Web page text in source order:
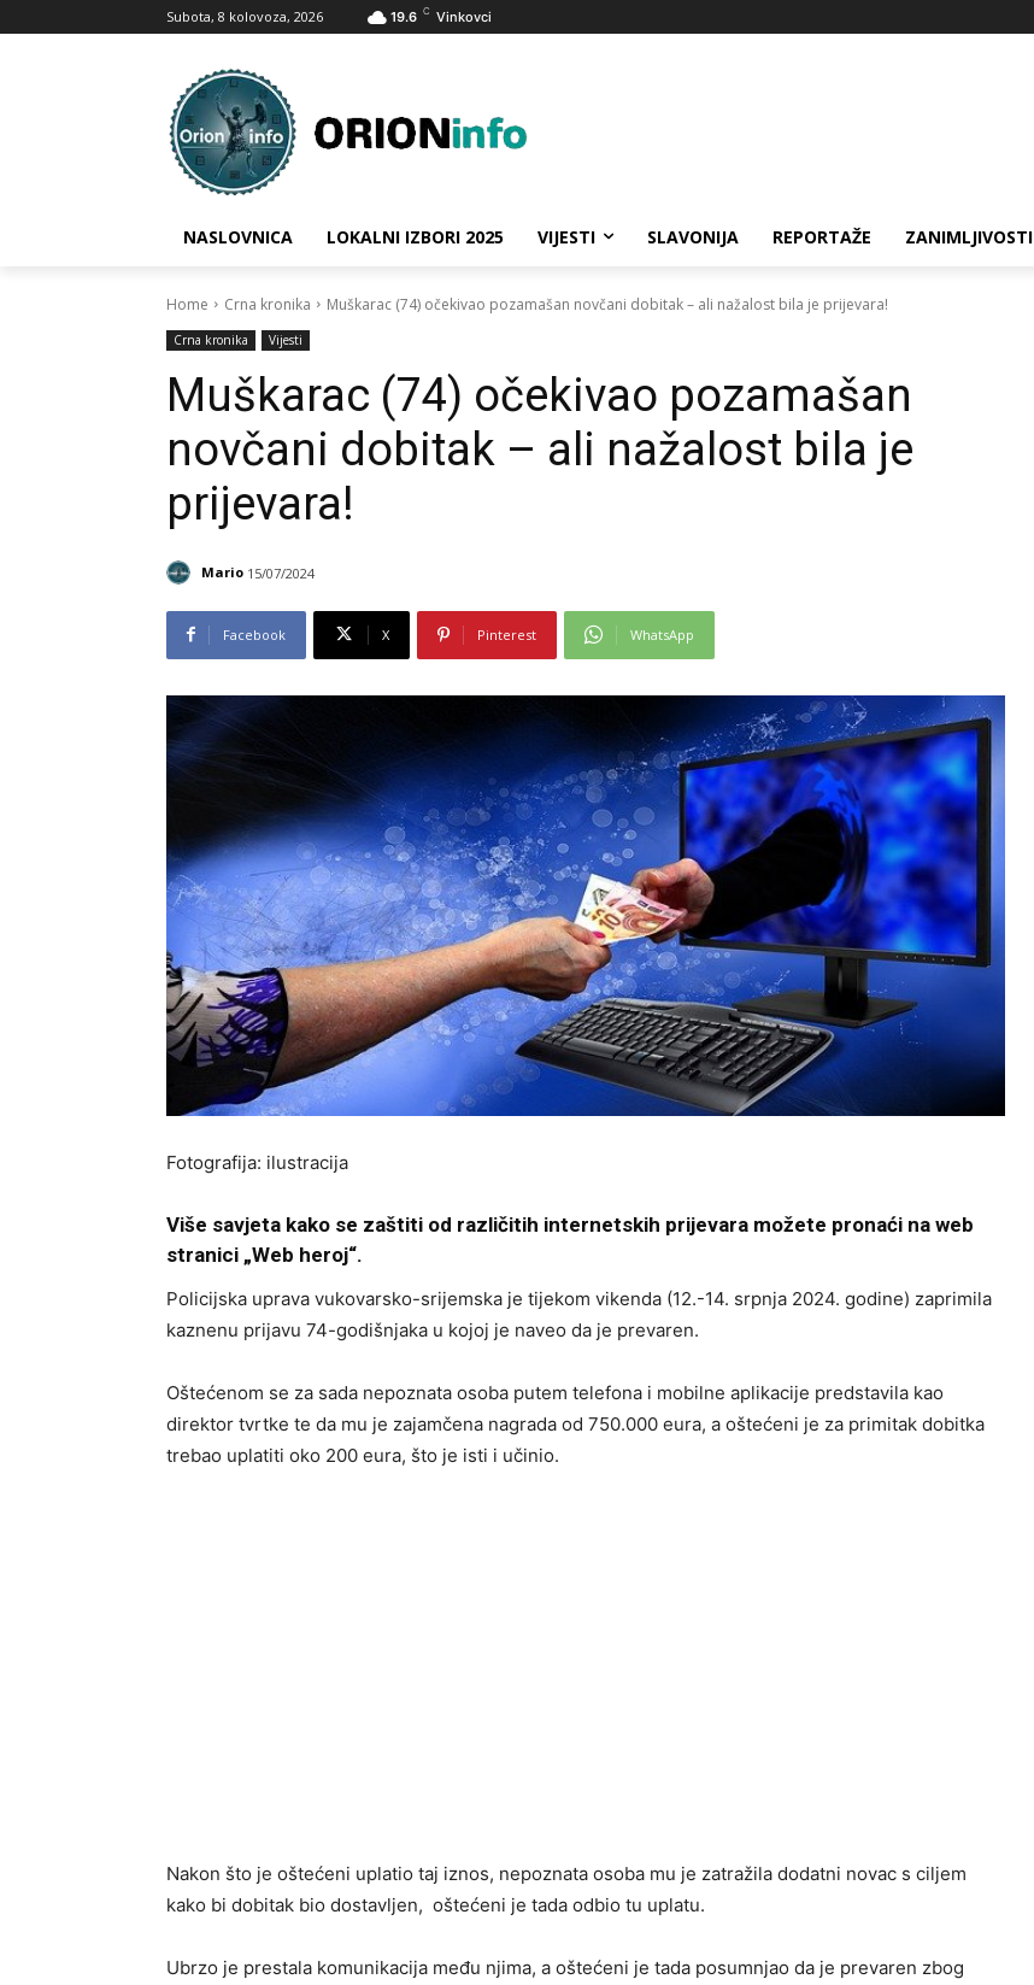
Subota, 8 kolovoza, 2026 19.6 C Vinkovci
NASLOVNICA LOKALNI IZBORI 2025 VIJESTI SLAVONIJA REPORTAŽE ZANIMLJIVOSTI
Home Crna kronika Muškarac (74) očekivao pozamašan novčani dobitak – ali nažalost bila je prijevara!
Crna kronika Vijesti
Muškarac (74) očekivao pozamašan
novčani dobitak – ali nažalost bila je
prijevara!
Mario 15/07/2024
Facebook X Pinterest WhatsApp
Fotografija: ilustracija
Više savjeta kako se zaštiti od različitih internetskih prijevara možete pronaći na web
stranici „Web heroj“.
Policijska uprava vukovarsko-srijemska je tijekom vikenda (12.-14. srpnja 2024. godine) zaprimila
kaznenu prijavu 74-godišnjaka u kojoj je naveo da je prevaren.
Oštećenom se za sada nepoznata osoba putem telefona i mobilne aplikacije predstavila kao
direktor tvrtke te da mu je zajamčena nagrada od 750.000 eura, a oštećeni je za primitak dobitka
trebao uplatiti oko 200 eura, što je isti i učinio.
Nakon što je oštećeni uplatio taj iznos, nepoznata osoba mu je zatražila dodatni novac s ciljem
kako bi dobitak bio dostavljen, oštećeni je tada odbio tu uplatu.
Ubrzo je prestala komunikacija među njima, a oštećeni je tada posumnjao da je prevaren zbog